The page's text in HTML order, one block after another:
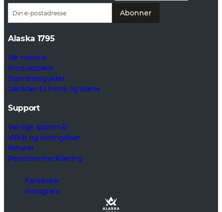
Abonner
Alaska 1795
Vår historie
Produktpleie
Størrelsesguider
Jaktklær til herre og dame
Support
Vanlige spørsmål
Vilkår og betingelser
Returer
Personvernerklæring
Facebook
Instagram